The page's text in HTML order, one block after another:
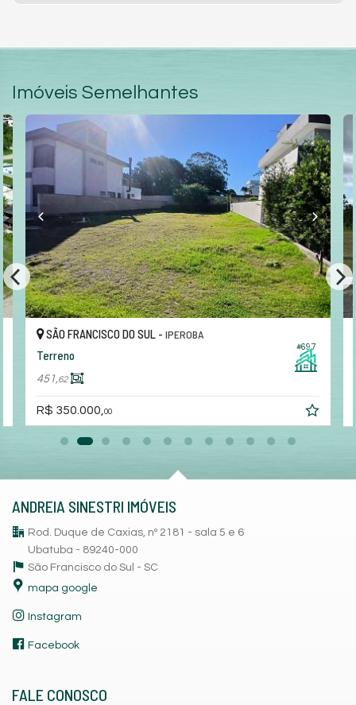
Imóveis Semelhantes
#697
SÃO FRANCISCO DO SUL - IPEROBA
Terreno
451,62
R$ 350.000, 00
ANDREIA SINESTRI IMÓVEIS
Rod. Duque de Caxias, nº 2181 - sala 5 e 6
Ubatuba - 89240-000
São Francisco do Sul - SC
mapa google
Instagram
Facebook
FALE CONOSCO